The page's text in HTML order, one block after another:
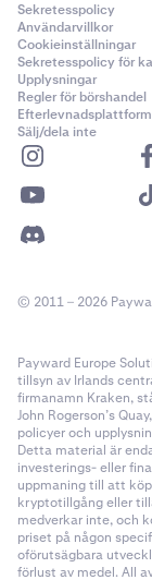
Sekretesspolicy
Användarvillkor
Cookieinställningar
Sekretesspolicy för
Upplysningar
Regler för börshandel
Efterlevnadsplattform
Sälj/dela inte
© 2011 – 2026
Payward Europe
tillsyn av Irlands
firmanamn Kraken,
John Rogerson’s
policyer och
Detta material är
investerings- eller
uppmaning till att
kryptotillgång eller
medverkar inte, och
priset på någon
oförutsägbara
förlust av medel. All